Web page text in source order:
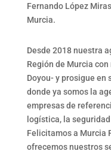
Fernando López
Murcia.
Desde 2018 nuestra
Región de Murcia
Doyou- y prosigue
donde ya somos la
empresas de
logística, la
Felicitamos a Murcia
ofrecemos nuestros